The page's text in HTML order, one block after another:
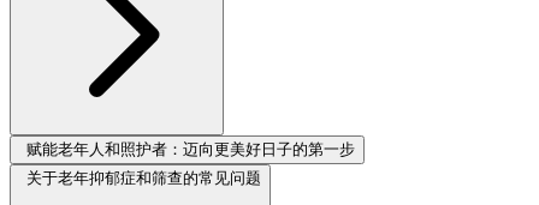
赋能老年人和照护者：迈向更美好日子的第一步
关于老年抑郁症和筛查的常见问题